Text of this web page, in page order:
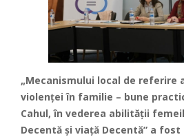
„Mecanismului local de referire
violenței în familie – bune
Cahul, în vederea abilității
Decentă și viață Decentă” a